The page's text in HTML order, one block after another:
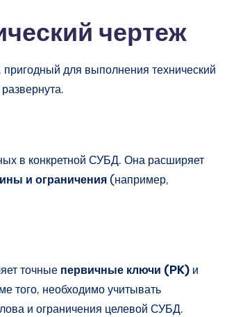
чертеж
пригодный для выполнения технический
в конкретной СУБД. Она расширяет
и ограничения (например,
точные первичные ключи (PK) и
того, необходимо учитывать
и ограничения целевой СУБД.